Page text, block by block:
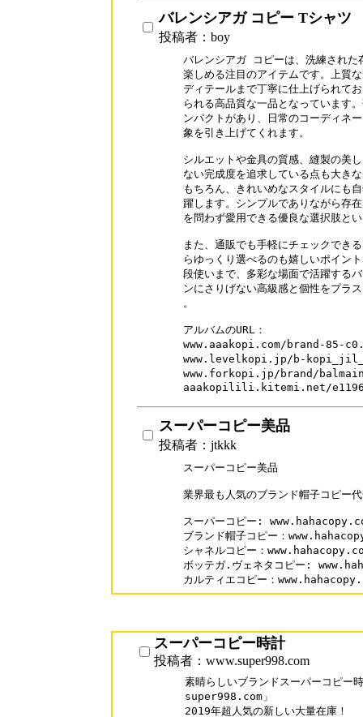
バレンシアガ コピー Tシャツ
投稿者：boy
バレンシアガ コピーは、洗練された
楽しめる注目のアイテムです。上質
ディテールまで丁寧に仕上げられて
られる高品質な一品となっています
ンパクトがあり、日常のコーディネ
象を引き上げてくれます。
シルエットや金具の質感、縫製の美
ない完成度を追求している点も大き
もちろん、きれいめなスタイルにも
躍します。シンプルでありながら存
を問わず愛用できる優良な選択肢と
また、通販でも手軽にチェックでき
らゆっくり選べるのも嬉しいポイン
段使いまで、多彩な場面で活躍する
ンにさりげない高級感と個性をプラ
。
アルバムのURL：
www.aaakopi.com/brand-85-
www.levelkopi.jp/b-
www.forkopi.jp/brand/
aaakopilili.kitemi.net/
スーパーコピー美品
投稿者：jtkkk
スーパーコピー美品
業界最も人気のブランド帽子コピー
スーパーコピー:
ブランド帽子コピー：
シャネルコピー：
ボッテガ.ヴェネタコピー:
カルティエコピー：
スーパーコピー時計
投稿者：www.super998.com
素晴らしいブランドスーパーコピー
super998.com」
2019年超人気の新しい大量在庫！